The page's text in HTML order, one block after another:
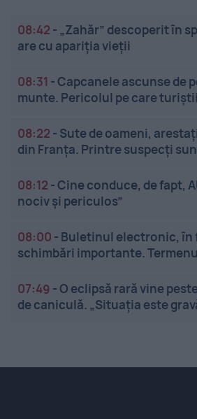
08:42 - „Zahăr” descoperit în
are cu apariția vieții
08:31 -Capcanele ascunse de
munte. Pericolul pe care
08:22 - Sute de oameni,
din Franța. Printre suspecți
08:12 -Cine conduce, de fapt,
nociv și periculos”
08:00 - Buletinul electronic, în
schimbări importante.
07:49 -O eclipsă rară vine
de caniculă. „Situația este